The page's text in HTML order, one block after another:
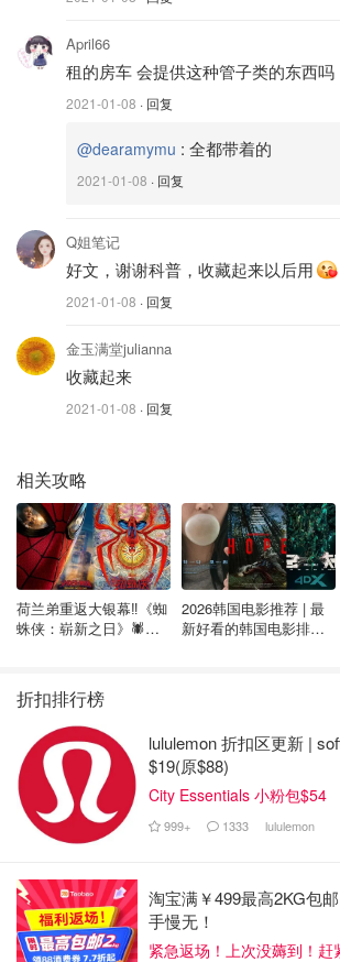
图片来自于@unsplash，版权属于原
房车停驻
一般的露营地都有房车专用的停车场，分
Full Hookup可以提供水、电以及排污
Dry Campground则没有电，但是一
充水和排污的Dump Station
更多干货，请戳下方@麦乐迪在湾区 攻
麦乐迪在湾区
房车租赁
了解了关于房车的一些基本小知识后，你
旅行感兴趣呢？接下来我们一起看看美国
道：
企业专门管理的房车租用公司
April66
租的房车 会提供这种管子类的东西吗
2021-01-08 · 回复
@dearamymu : 全都带着的
2021-01-08 · 回复
Q姐笔记
好文，谢谢科普，收藏起来以后用
2021-01-08 · 回复
金玉满堂julianna
收藏起来
2021-01-08 · 回复
相关攻略
荷兰弟重返大银幕‼️《蜘
蛛侠：崭新之日》🕷️北
2026韩国电影推荐 | 最
新好看的韩国电影排行
折扣排行榜
lululemon 折扣区更新 |
$19(原$88)
City Essentials 小粉包$54
999+ 1333 lululemon
淘宝满￥499最高2KG包
手慢无！
紧急返场！上次没薅到！赶